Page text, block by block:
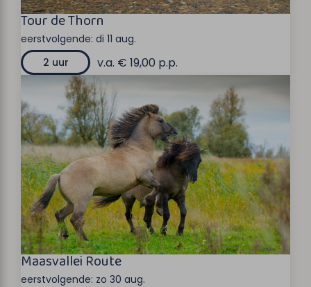
Tour de Thorn
eerstvolgende: di 11 aug.
2 uur
v.a. € 19,00 p.p.
Maasvallei Route
eerstvolgende: zo 30 aug.